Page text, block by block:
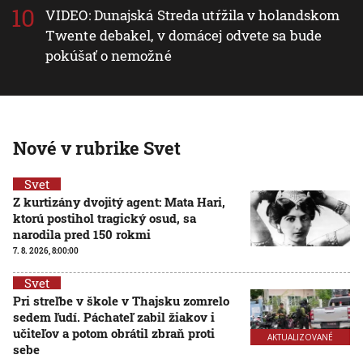
VIDEO: Dunajská Streda utŕžila v holandskom
Twente debakel, v domácej odvete sa bude
pokúšať o nemožné
Nové v rubrike Svet
Svet
Z kurtizány dvojitý agent: Mata Hari,
ktorú postihol tragický osud, sa
narodila pred 150 rokmi
7. 8. 2026, 8:00:00
AKTUALIZOVANÉ
Svet
Pri streľbe v škole v Thajsku zomrelo
sedem ľudí. Páchateľ zabil žiakov i
učiteľov a potom obrátil zbraň proti
sebe